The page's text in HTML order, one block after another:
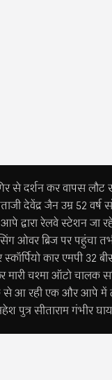
से दर्शन कर वापस लौट
देवेंद्र जैन उम्र 52 वर्ष
आपे द्वारा रेलवे स्टेशन जा
ओवर ब्रिज पर पहुंचा
कार एमपी 32
मारी चश्मा ऑटो चालक
से आ रही एक और आपे में
पुत्र सीताराम गंभीर